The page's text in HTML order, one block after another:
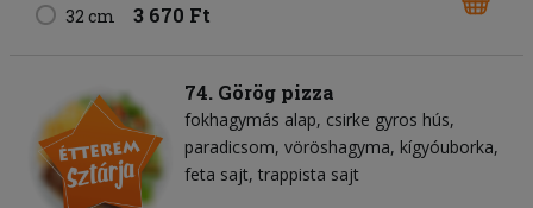
32 cm 3 670 Ft
74. Görög pizza
fokhagymás alap csirke gyros hús
paradicsom vöröshagyma kígyóuborka
feta sajt trappista sajt